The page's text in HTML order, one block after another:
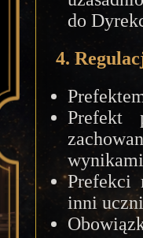
do
4.
Prefekt
Prefekci
inni